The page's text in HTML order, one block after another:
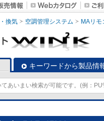
換気 空調管理システム MAリモ
キーワードから製品情